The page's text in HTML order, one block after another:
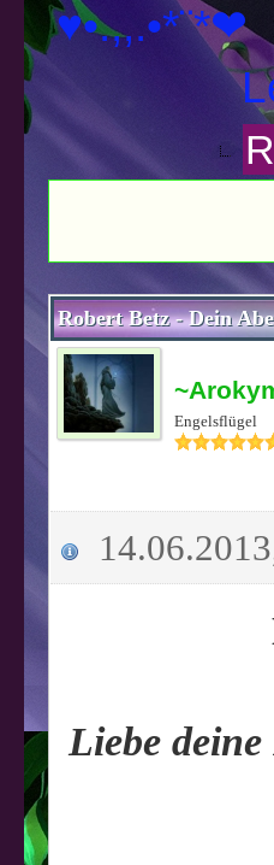
♥•.,,.•*¨*❤
Robert Betz - Dein
Engelsflügel
Liebe